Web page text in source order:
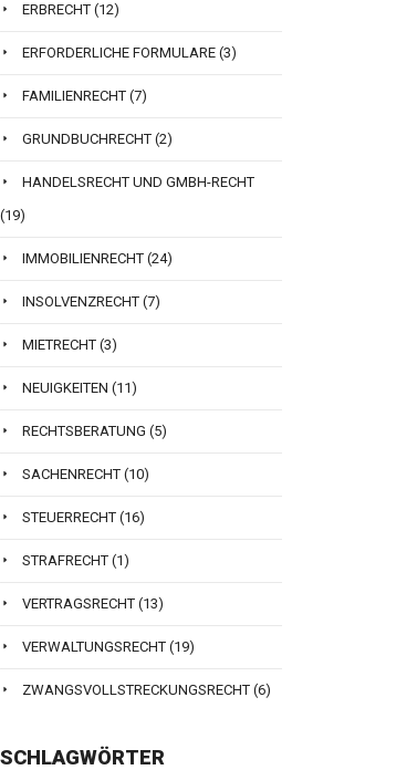
ERBRECHT (12)
ERFORDERLICHE FORMULARE (3)
FAMILIENRECHT (7)
GRUNDBUCHRECHT (2)
HANDELSRECHT UND GMBH-RECHT
(19)
IMMOBILIENRECHT (24)
INSOLVENZRECHT (7)
MIETRECHT (3)
NEUIGKEITEN (11)
RECHTSBERATUNG (5)
SACHENRECHT (10)
STEUERRECHT (16)
STRAFRECHT (1)
VERTRAGSRECHT (13)
VERWALTUNGSRECHT (19)
ZWANGSVOLLSTRECKUNGSRECHT (6)
SCHLAGWÖRTER